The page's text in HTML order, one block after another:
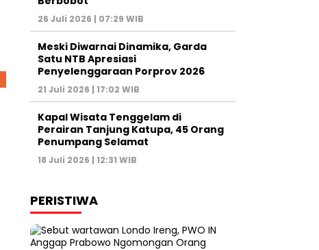
26 Juli 2026 | 07:29 WIB
Meski Diwarnai Dinamika, Garda
Satu NTB Apresiasi
Penyelenggaraan Porprov 2026 ‎
21 Juli 2026 | 17:02 WIB
Kapal Wisata Tenggelam di
Perairan Tanjung Katupa, 45 Orang
Penumpang Selamat
18 Juli 2026 | 12:31 WIB
PERISTIWA